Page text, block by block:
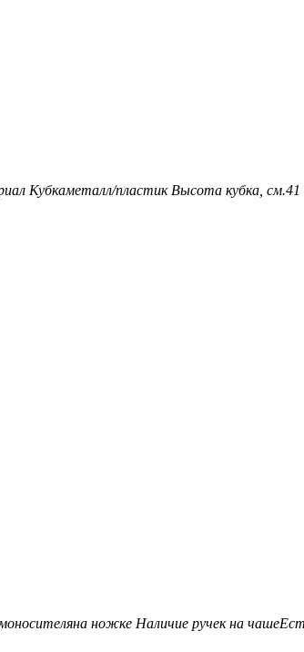
Кубкаметалл/пластик Высота кубка, см.41
на ножке Наличие ручек на чаше